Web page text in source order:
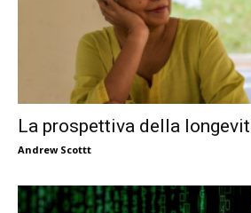
La prospettiva della
Andrew Scottt